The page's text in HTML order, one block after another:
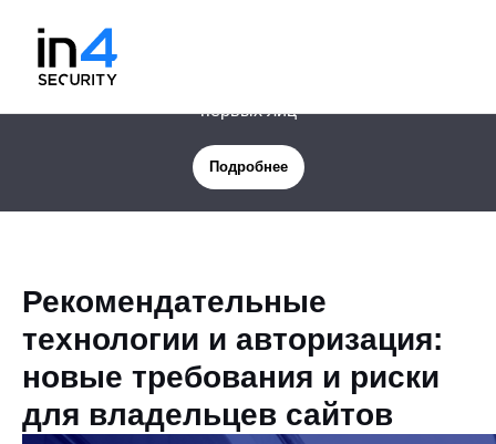
Новая услуга: Цифровая защита менеджмента и
первых лиц
Подробнее
Рекомендательные
технологии и авторизация:
новые требования и риски
для владельцев сайтов